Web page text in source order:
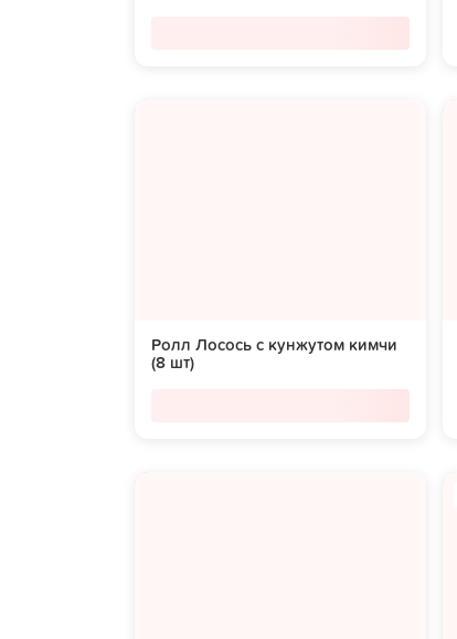
Ролл Лосось с кунжутом кимчи
(8 шт)